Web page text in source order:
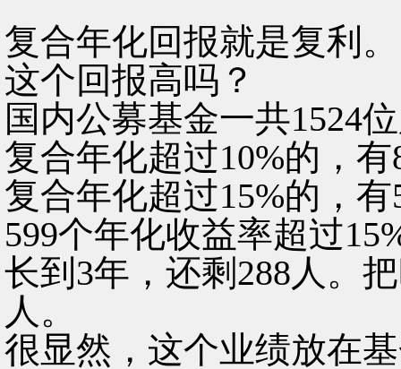
复合年化回报就是复利。
这个回报高吗？
国内公募基金一共1524
复合年化超过10%的，有
复合年化超过15%的，有
599个年化收益率超过
长到3年，还剩288人。
人。
很显然，这个业绩放在